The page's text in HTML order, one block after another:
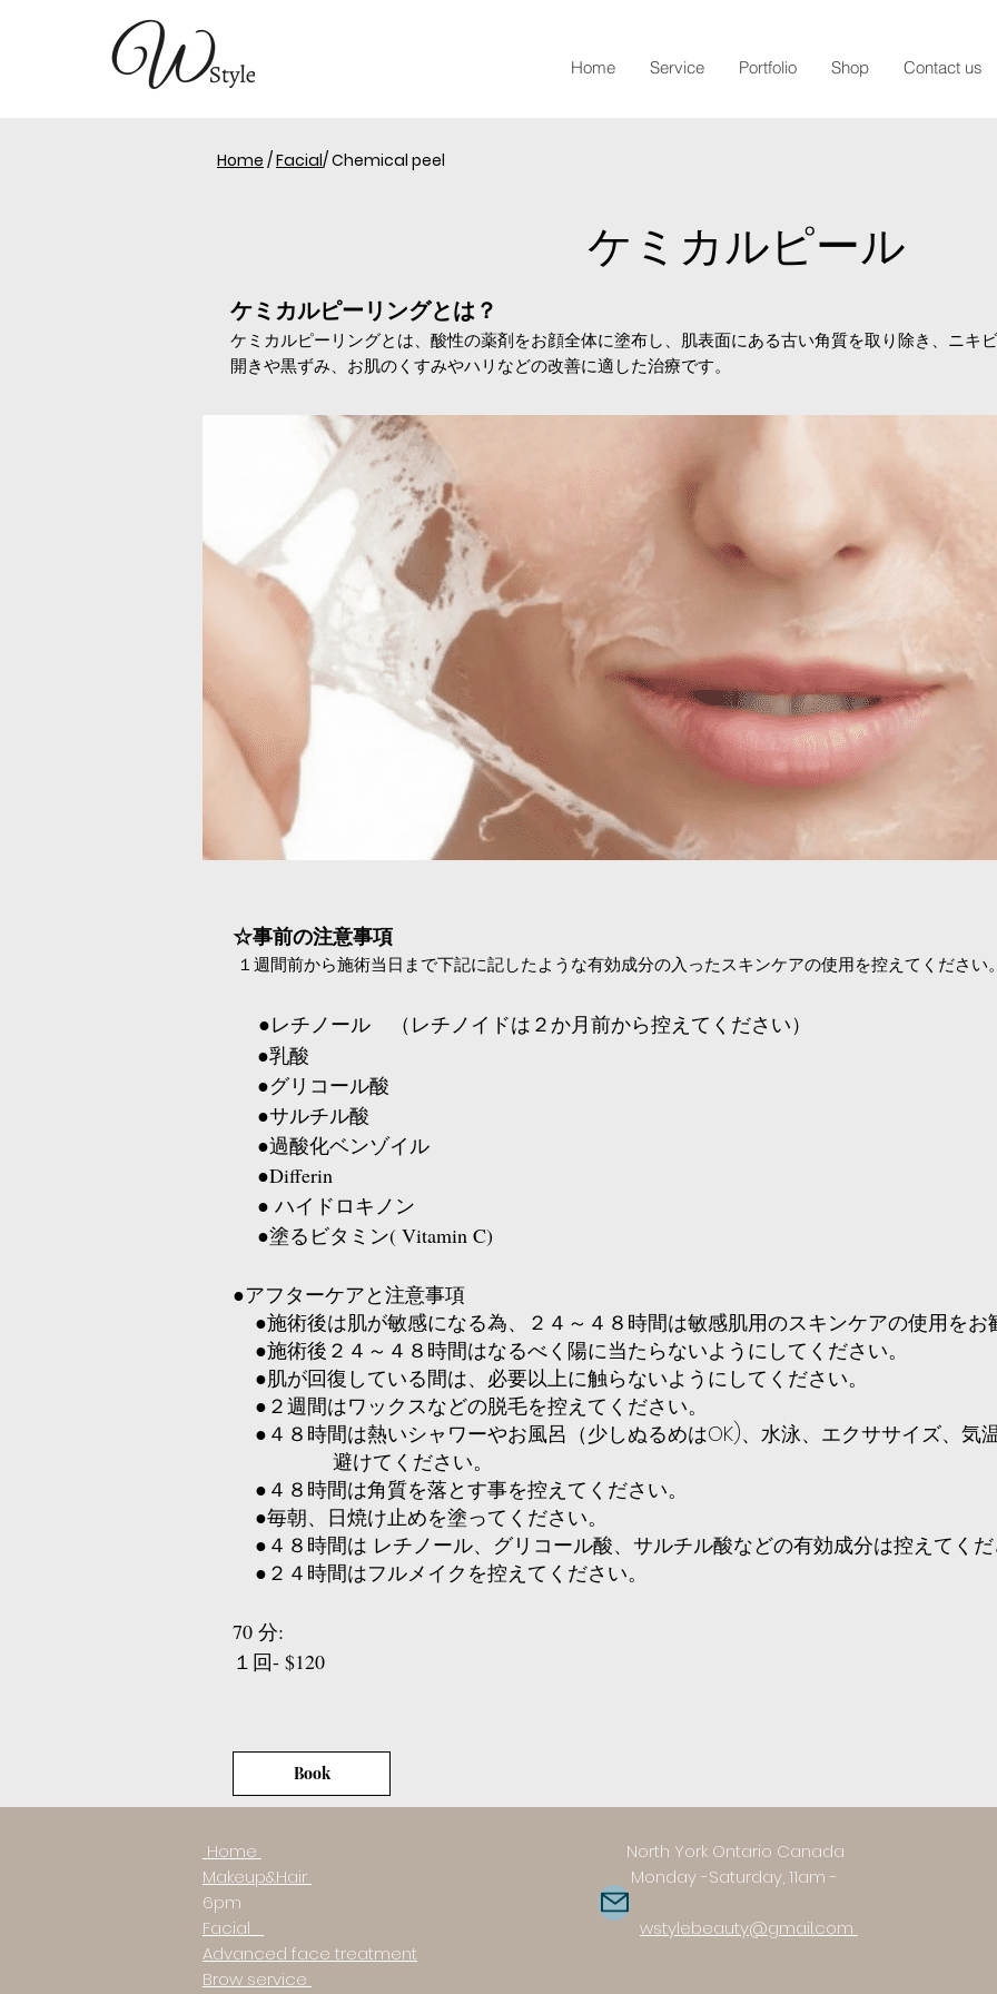
Home Service Portfolio Shop Contact us
Home /Facial/ Chemical peel
​ケミカルピール
ケミカルピーリングとは？
ケミカルピーリングとは、酸性の薬剤をお顔全体に塗布し、肌表面にある古い角質を取り除き、ニキ
開きや黒ずみ、お肌のくすみやハリなどの改善に適した治療です。
☆事前の注意事項
１週間前から施術当日まで下記に記したような有効成分の入ったスキンケアの使用を控えてください
●レチノール （レチノイドは２か月前から控えてください）
●乳酸
●グリコール酸
●サルチル酸
●過酸化ベンゾイル
●Differin
● ハイドロキノン
●塗るビタミン( Vitamin C)
●アフターケアと注意事項
●施術後は肌が敏感になる為、２４～４８時間は敏感肌用のスキンケアの使用をお
●施術後２４～４８時間はなるべく陽に当たらないようにしてください。
●肌が回復している間は、必要以上に触らないようにしてください。
●２週間はワックスなどの脱毛を控えてください。
●４８時間は熱いシャワーやお風呂（少しぬるめはOK)、水泳、エクササイズ、気
避けてください。
●４８時間は角質を落とす事を控えてください。
●毎朝、日焼け止めを塗ってください。
●４８時間は レチノール、グリコール酸、サルチル酸などの有効成分は控えてく
●２４時間はフルメイクを控えてください。
70 分:
１回- $120
Book
Home
North York Ontario Canada
Makeup&Hair
Monday -Saturday, 11am -
6pm
Facial
wstylebeauty@gmail.com
Advanced face treatment
Brow service